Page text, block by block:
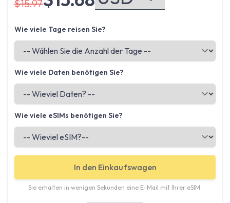
$15.97
Wie viele Tage reisen Sie?
Wie viele Daten benötigen Sie?
Wie viele eSIMs benötigen Sie?
In den Einkaufswagen
Sie erhalten in wenigen Sekunden eine E-Mail mit Ihrer eSIM.